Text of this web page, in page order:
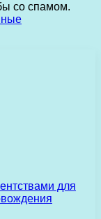
со спамом.
для